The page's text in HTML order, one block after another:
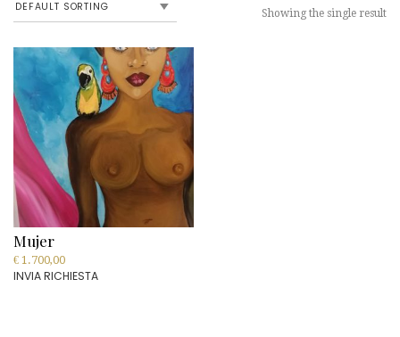
Showing the single result
Mujer
€ 1.700,00
INVIA RICHIESTA